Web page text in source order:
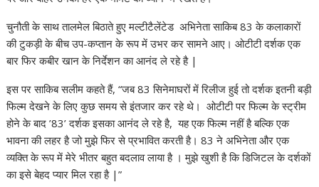
चुनौती के साथ तालमेल बिठाते हुए मल्टीटैलेंटेड अभिनेता साकिब 83 के कलाकारों
की टुकड़ी के बीच उप-कप्तान के रूप में उभर कर सामने आए। ओटीटी दर्शक एक
बार फिर कबीर खान के निर्देशन का आनंद ले रहे है |
इस पर साकिब सलीम कहते हैं, “जब 83 सिनेमाघरों में रिलीज हुई तो दर्शक इतनी बड़ी
फिल्म देखने के लिए कुछ समय से इंतजार कर रहे थे। ओटीटी पर फिल्म के स्ट्रीम
होने के बाद ’83’ दर्शक इसका आनंद ले रहे है, यह एक फिल्म नहीं है बल्कि एक
भावना की लहर है जो मुझे फिर से प्रभावित करती है। 83 ने अभिनेता और एक
व्यक्ति के रूप में मेरे भीतर बहुत बदलाव लाया है । मुझे खुशी है कि डिजिटल के दर्शकों
का इसे बेहद प्यार मिल रहा है |”